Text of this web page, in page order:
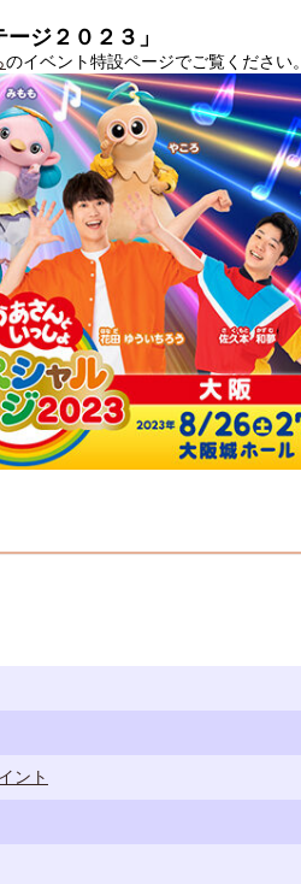
ジ２０２３」
のイベント特設ページでご覧ください。
ント